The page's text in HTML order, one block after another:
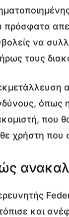
πρόσφατα
να
τους
όπως
που
χρήστη που
και